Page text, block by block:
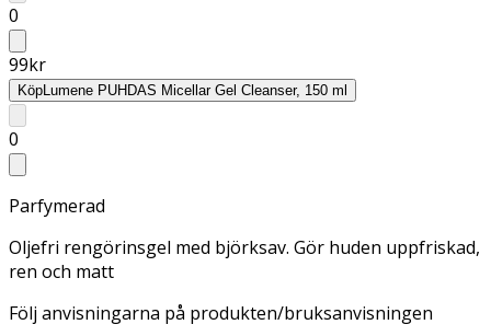
0
99kr
KöpLumene PUHDAS Micellar Gel Cleanser, 150 ml
0
Parfymerad
Oljefri rengörinsgel med björksav. Gör huden uppfriskad,
ren och matt
Följ anvisningarna på produkten/bruksanvisningen